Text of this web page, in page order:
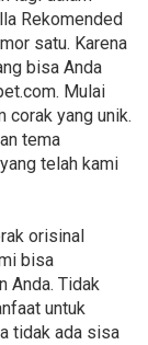
Rekomended
satu. Karena
bisa Anda
Mulai
corak yang unik.
tema
telah kami
orisinal
bisa
Anda. Tidak
untuk
tidak ada sisa